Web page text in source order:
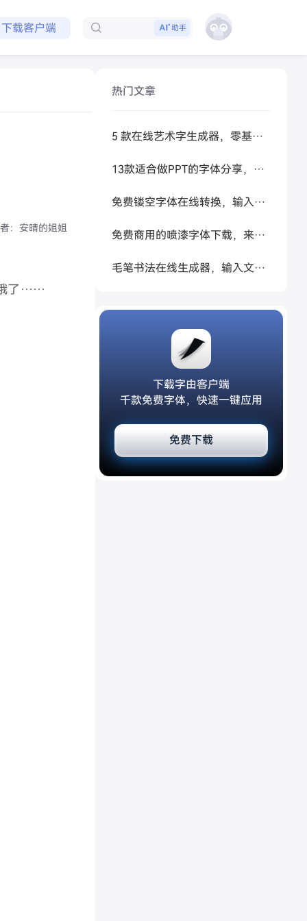
免费领取会员
助手
： 安晴的姐姐
了……
热门文章
5 款在线艺术字生成器，零基础做高级感标题
13款适合做PPT的字体分享，让你的PPT更好看
免费镂空字体在线转换，输入文字秒生成可复制空心艺术字
免费商用的喷漆字体下载，来试试让 AI 帮你生成
毛笔书法在线生成器，输入文字秒变书法大家
下载字由客户端
千款免费字体，快速一键应用
免费下载